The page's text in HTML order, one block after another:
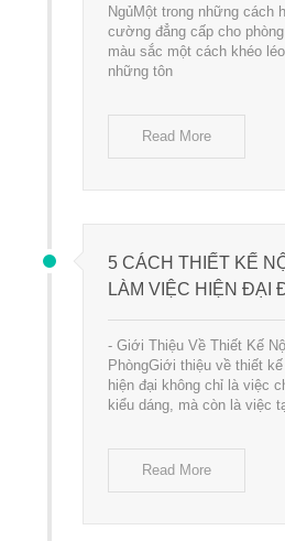
NgủMột trong những cách
cường đẳng cấp cho
màu sắc một cách khéo
những tôn
Read More
5 CÁCH THIẾT KẾ
LÀM VIỆC HIỆN ĐẠI
- Giới Thiệu Về Thiết Kế
PhòngGiới thiệu về thiết
hiện đại không chỉ là việc
kiểu dáng, mà còn là việc
Read More